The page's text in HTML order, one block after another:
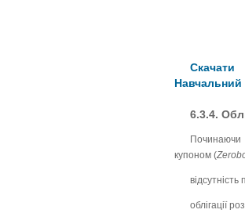
Скачати
Навчальний
6.3.4.
Починаючи
купоном (
облігації